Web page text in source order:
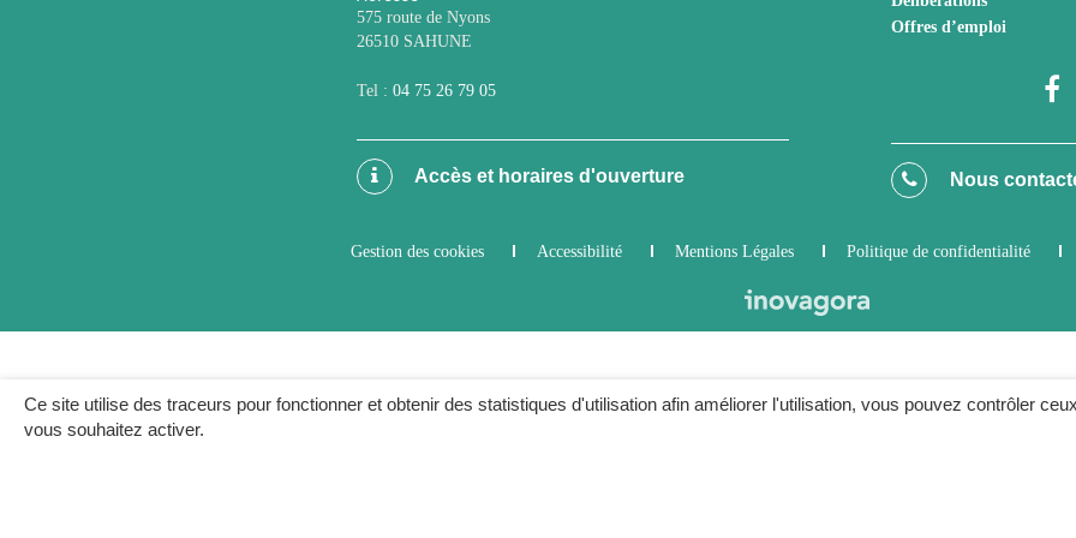
Ce site utilise des traceurs pour fonctionner et obtenir des statistiques d'utilisation afin améliorer l'utilisation, vous pouvez contrôler
vous souhaitez activer.
575 route de Nyons
26510 SAHUNE
Tel : 04 75 26 79 05
Accès et horaires d'ouverture
Offres d’emploi
Nous
Gestion des cookies Accessibilité Mentions Légales Politique de confidentialité